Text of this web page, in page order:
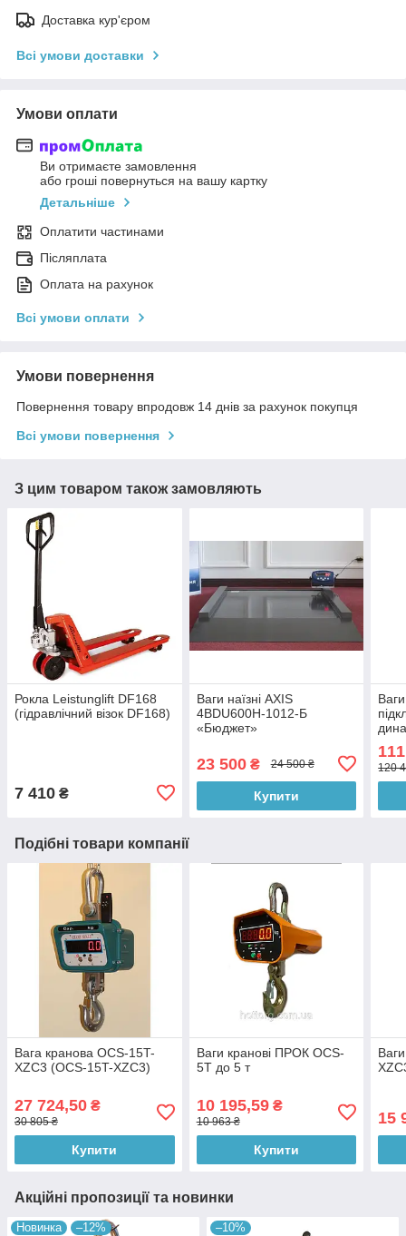
Доставка кур'єром
Всі умови доставки
Умови оплати
Ви отримаєте замовлення
або гроші повернуться на вашу картку
Детальніше
Оплатити частинами
Післяплата
Оплата на рахунок
Всі умови оплати
Умови повернення
Повернення товару впродовж 14 днів за рахунок покупця
Всі умови повернення
З цим товаром також замовляють
Рокла Leistunglift DF168
(гідравлічний візок DF168)
7 410 ₴
Ваги наїзні AXIS
4BDU600Н-1012-Б
«Бюджет»
23 500₴ 24 500 ₴
Купити
120
Подібні товари компанії
Вага кранова OCS-15T-
XZC3 (OCS-15T-XZC3)
27 724,50 ₴
30 805 ₴
Купити
Ваги кранові ПРОК OCS-
5T до 5 т
10 195,59₴
10 963 ₴
Купити
15
Акційні пропозиції та новинки
Новинка –12% –10%